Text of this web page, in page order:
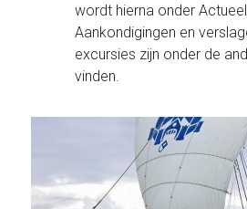
wordt hierna onder
Aankondigingen en
excursies zijn onder de
vinden.